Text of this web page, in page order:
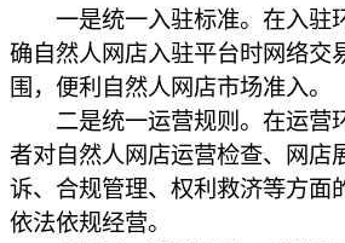
一是统一入驻标准。在入驻
确自然人网店入驻平台时网络交
围，便利自然人网店市场准入。
二是统一运营规则。在运营
者对自然人网店运营检查、网店
诉、合规管理、权利救济等方面
依法依规经营。